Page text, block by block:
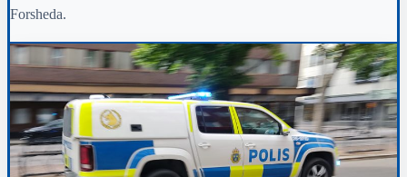
Forsheda.